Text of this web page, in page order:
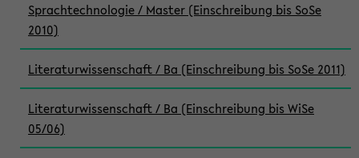
Sprachtechnologie / Master (Einschreibung bis SoSe
2010)
Literaturwissenschaft / Ba (Einschreibung bis SoSe 2011)
Literaturwissenschaft / Ba (Einschreibung bis WiSe
05/06)